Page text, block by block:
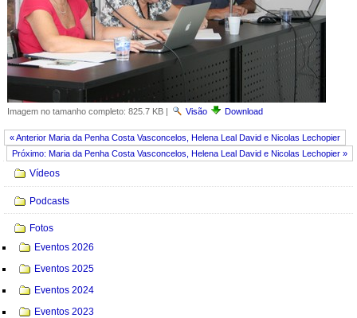
Imagem no tamanho completo: 825.7 KB| Visão Download
« Anterior Maria da Penha Costa Vasconcelos, Helena Leal David e Nicolas Lechopier
Próximo: Maria da Penha Costa Vasconcelos, Helena Leal David e Nicolas Lechopier »
Navegação
Vídeos
Podcasts
Fotos
Eventos 2026
Eventos 2025
Eventos 2024
Eventos 2023